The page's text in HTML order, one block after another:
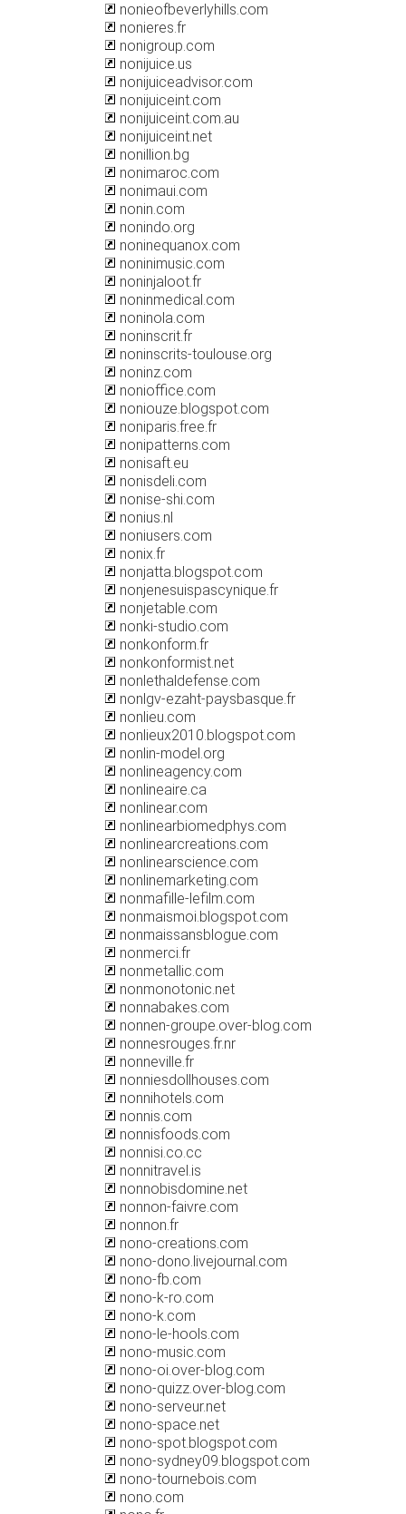
nonieofbeverlyhills.com
nonieres.fr
nonigroup.com
nonijuice.us
nonijuiceadvisor.com
nonijuiceint.com
nonijuiceint.com.au
nonijuiceint.net
nonillion.bg
nonimaroc.com
nonimaui.com
nonin.com
nonindo.org
noninequanox.com
noninimusic.com
noninjaloot.fr
noninmedical.com
noninola.com
noninscrit.fr
noninscrits-toulouse.org
noninz.com
nonioffice.com
noniouze.blogspot.com
noniparis.free.fr
nonipatterns.com
nonisaft.eu
nonisdeli.com
nonise-shi.com
nonius.nl
noniusers.com
nonix.fr
nonjatta.blogspot.com
nonjenesuispascynique.fr
nonjetable.com
nonki-studio.com
nonkonform.fr
nonkonformist.net
nonlethaldefense.com
nonlgv-ezaht-paysbasque.fr
nonlieu.com
nonlieux2010.blogspot.com
nonlin-model.org
nonlineagency.com
nonlineaire.ca
nonlinear.com
nonlinearbiomedphys.com
nonlinearcreations.com
nonlinearscience.com
nonlinemarketing.com
nonmafille-lefilm.com
nonmaismoi.blogspot.com
nonmaissansblogue.com
nonmerci.fr
nonmetallic.com
nonmonotonic.net
nonnabakes.com
nonnen-groupe.over-blog.com
nonnesrouges.fr.nr
nonneville.fr
nonniesdollhouses.com
nonnihotels.com
nonnis.com
nonnisfoods.com
nonnisi.co.cc
nonnitravel.is
nonnobisdomine.net
nonnon-faivre.com
nonnon.fr
nono-creations.com
nono-dono.livejournal.com
nono-fb.com
nono-k-ro.com
nono-k.com
nono-le-hools.com
nono-music.com
nono-oi.over-blog.com
nono-quizz.over-blog.com
nono-serveur.net
nono-space.net
nono-spot.blogspot.com
nono-sydney09.blogspot.com
nono-tournebois.com
nono.com